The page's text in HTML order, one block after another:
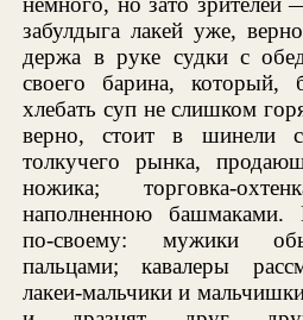
забулдыга лакей уже,
держа в руке судки с
своего барина, который,
хлебать суп не слишком
верно, стоит в шинели
толкучего рынка,
ножика; торговка-
наполненною башмаками.
по-своему: мужики
пальцами; кавалеры
лакеи-мальчики и